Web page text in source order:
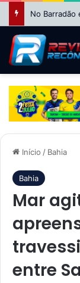
Início / Bahia
Bahia
Mar
entre